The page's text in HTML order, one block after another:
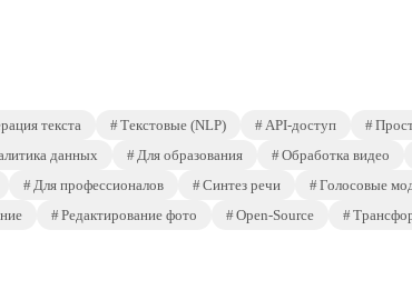
текста Текстовые (NLP) API-доступ
данных Для образования Обработка видео
Для профессионалов Синтез речи Голосовые
Редактирование фото Open-Source